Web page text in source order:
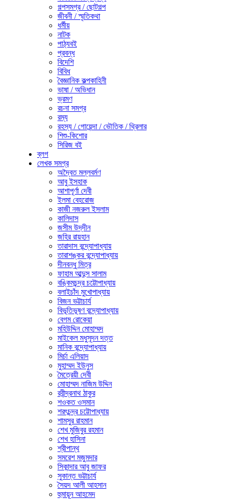
গল্পসমগ্র / ছোটগল্প
জীবনী / স্মৃতিকথা
ধর্মীয়
নাটক
পাঠ্যবই
প্রবন্ধ
বিদেশি
বিবিধ
বৈজ্ঞানিক কল্পকাহিনী
ভাষা / অভিধান
ভ্রমণ
রচনা সমগ্র
রম্য
রহস্য / গোয়েন্দা / ভৌতিক / থ্রিলার
শিশু-কিশোর
সিরিজ বই
ব্লগ
লেখক সমগ্র
অদ্বৈত মল্লবর্মণ
আবু ইসহাক
আশাপূর্ণা দেবী
ইলমা বেহরোজ
কাজী নজরুল ইসলাম
কালিদাস
জসীম উদ্‌দীন
জহির রায়হান
তারাদাস বন্দ্যোপাধ্যায়
তারাশঙ্কর বন্দ্যোপাধ্যায়
দীনবন্ধু মিত্র
ফাহাম আব্দুস সালাম
বঙ্কিমচন্দ্র চট্টোপাধ্যায়
বলাইচাঁদ মুখোপাধ্যায়
বিজন ভট্টাচার্য
বিভূতিভূষণ বন্দ্যোপাধ্যায়
বেগম রোকেয়া
মহিউদ্দিন মোহাম্মদ
মাইকেল মধুসূদন দত্ত
মানিক বন্দ্যোপাধ্যায়
মির্চা এলিয়াদ
মুহাম্মদ ইউনুস
মৈত্রেয়ী দেবী
মোহাম্মদ নাজিম উদ্দিন
রবীন্দ্রনাথ ঠাকুর
শওকত ওসমান
শরৎচন্দ্র চট্টোপাধ্যায়
শামসুর রাহমান
শেখ মুজিবুর রহমান
শেখ হাসিনা
শ্রীপান্থ
সমরেশ মজুমদার
সিকান্দার আবু জাফর
সুকান্ত ভট্টাচার্য
সৈয়দ আলী আহসান
হুমায়ূন আহমেদ